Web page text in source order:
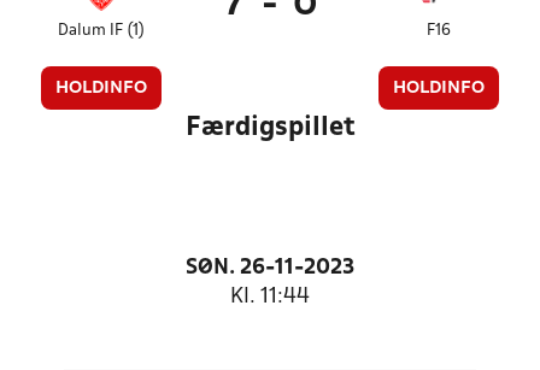
Dalum IF (1)
HOLDINFO
7 - 0
F16
HOLDINFO
Færdigspillet
SØN. 26-11-2023
Kl. 11:44